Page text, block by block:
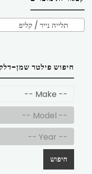
תלייה נייר / קליפ
חיפוש פילטר שמן-
חיפוש